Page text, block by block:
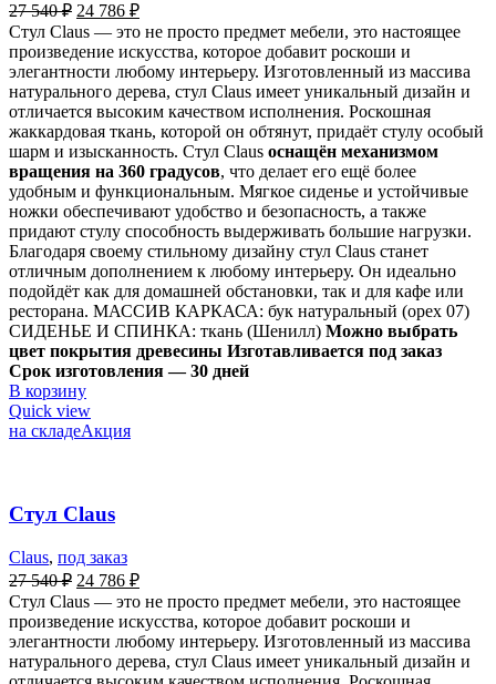
27 540₽ 24 786 ₽
Стул Claus — это не просто предмет мебели, это настоящее
произведение искусства, которое добавит роскоши и
элегантности любому интерьеру. Изготовленный из массива
натурального дерева, стул Claus имеет уникальный дизайн и
отличается высоким качеством исполнения. Роскошная
жаккардовая ткань, которой он обтянут, придаёт стулу особый
шарм и изысканность. Стул Claus оснащён механизмом
вращения на 360 градусов, что делает его ещё более
удобным и функциональным. Мягкое сиденье и устойчивые
ножки обеспечивают удобство и безопасность, а также
придают стулу способность выдерживать большие нагрузки.
Благодаря своему стильному дизайну стул Claus станет
отличным дополнением к любому интерьеру. Он идеально
подойдёт как для домашней обстановки, так и для кафе или
ресторана. МАССИВ КАРКАСА: бук натуральный (орех 07)
СИДЕНЬЕ И СПИНКА: ткань (Шенилл) Можно выбрать
цвет покрытия древесины Изготавливается под заказ
Срок изготовления — 30 дней
В корзину
Quick view
на складеАкция
Стул Claus
Claus, под заказ
27 540₽ 24 786 ₽
Стул Claus — это не просто предмет мебели, это настоящее
произведение искусства, которое добавит роскоши и
элегантности любому интерьеру. Изготовленный из массива
натурального дерева, стул Claus имеет уникальный дизайн и